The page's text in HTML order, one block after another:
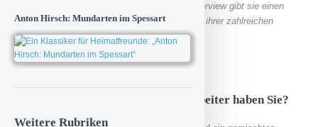
Bildungswesen zur Bahnhofsmission. Im Interview gibt sie einen
Einblick sowohl in ihre Arbeit, als auch in die ihrer zahlreichen
ehrenamtlichen Mitarbeiter.
Frau Bauer-Böhm, wie viele Mitarbeiter haben Sie?
Anton Hirsch: Mundarten im Spessart
Weitere Rubriken